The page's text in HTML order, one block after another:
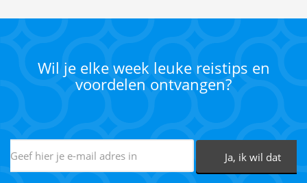
Wil je elke week leuke reistips en
voordelen ontvangen?